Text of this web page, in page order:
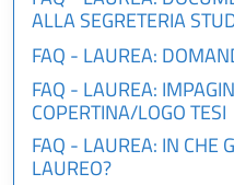
ALLA SEGRETERIA
FAQ - LAUREA:
FAQ - LAUREA:
COPERTINA/LOGO TESI
FAQ - LAUREA: IN CHE
LAUREO?